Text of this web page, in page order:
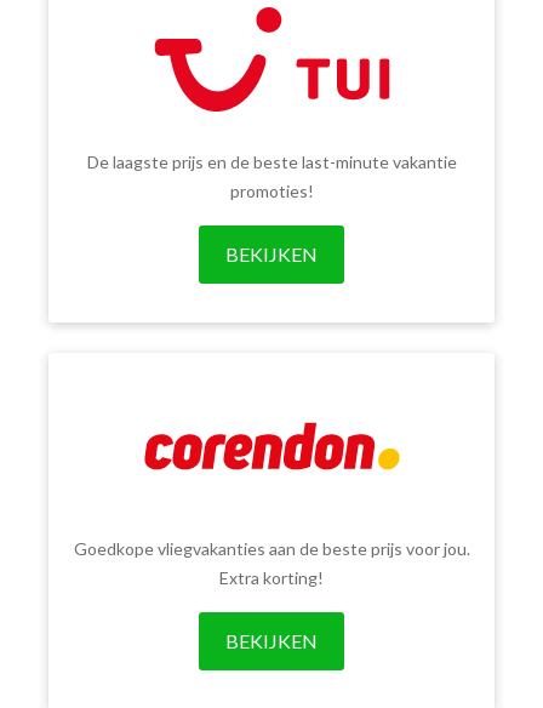
De laagste prijs en de beste last-minute vakantie
promoties!
BEKIJKEN
Goedkope vliegvakanties aan de beste prijs voor jou.
Extra korting!
BEKIJKEN